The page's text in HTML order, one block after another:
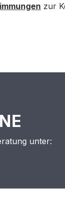
zur
unter: